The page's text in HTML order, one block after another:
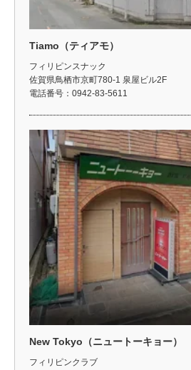
Tiamo（ティアモ）
フィリピンスナック
佐賀県鳥栖市京町780-1 泉屋ビル2F
電話番号：0942-83-5611
New Tokyo（ニュートーキョー）
フィリピンクラブ